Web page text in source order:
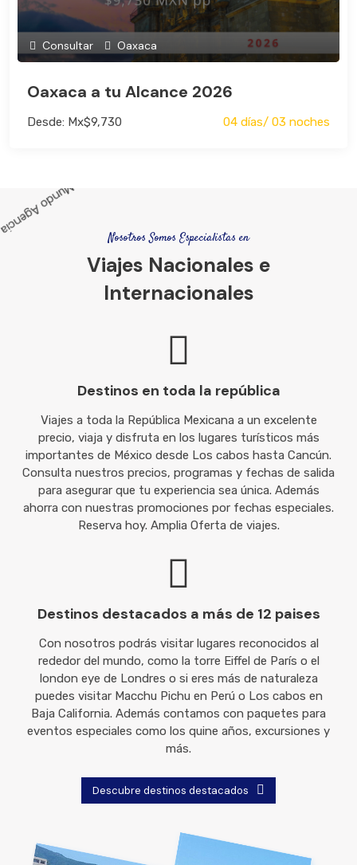
Consultar Oaxaca
Oaxaca a tu Alcance 2026
Desde: Mx$9,730 04 días/ 03 noches
Nosotros Somos Especialistas en
Viajes Nacionales e
Internacionales
Destinos en toda la república
Viajes a toda la República Mexicana a un excelente
precio, viaja y disfruta en los lugares turísticos más
importantes de México desde Los cabos hasta Cancún.
Consulta nuestros precios, programas y fechas de salida
para asegurar que tu experiencia sea única. Además
ahorra con nuestras promociones por fechas especiales.
Reserva hoy. Amplia Oferta de viajes.
Destinos destacados a más de 12 paises
Con nosotros podrás visitar lugares reconocidos al
rededor del mundo, como la torre Eiffel de París o el
london eye de Londres o si eres más de naturaleza
puedes visitar Macchu Pichu en Perú o Los cabos en
Baja California. Además contamos con paquetes para
eventos especiales como los quine años, excursiones y
más.
Descubre destinos destacados